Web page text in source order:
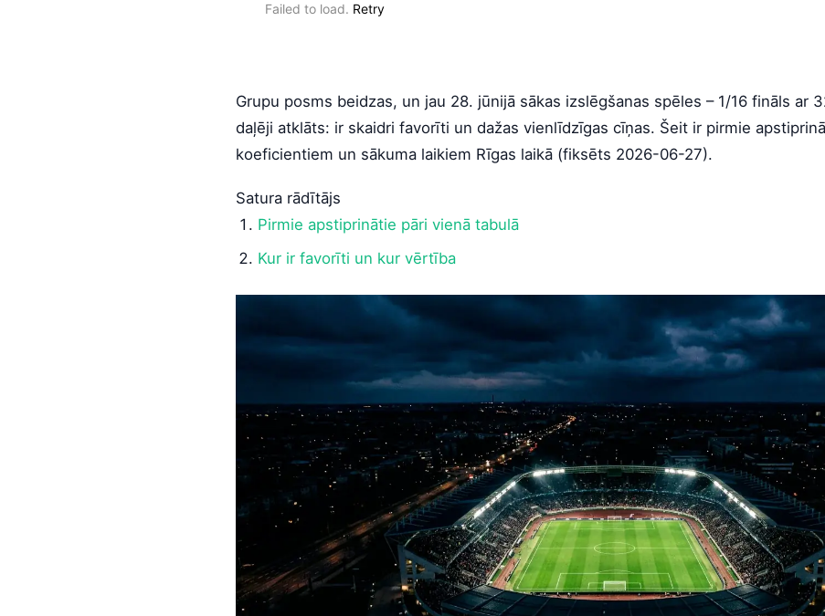
Failed to load. Retry
Grupu posms beidzas, un jau 28. jūnijā sākas izslēgšanas spēles – 1/16 fināls ar
daļēji atklāts: ir skaidri favorīti un dažas vienlīdzīgas cīņas. Šeit ir pirmie
koeficientiem un sākuma laikiem Rīgas laikā (fiksēts 2026-06-27).
Satura rādītājs
Pirmie apstiprinātie pāri vienā tabulā
Kur ir favorīti un kur vērtība